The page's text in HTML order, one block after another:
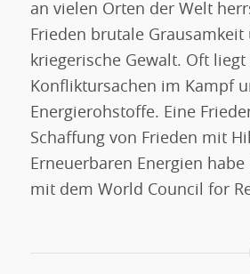
an vielen Orten der Welt
Frieden brutale Grausamkeit
kriegerische Gewalt. Oft
Konfliktursachen im Kampf
Energierohstoffe. Eine
Schaffung von Frieden mit
Erneuerbaren Energien
mit dem World Council for